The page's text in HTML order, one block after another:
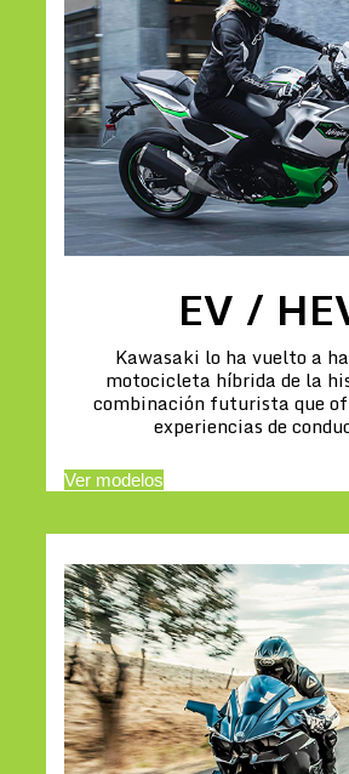
EV /
Kawasaki lo ha vuelto a
motocicleta híbrida de la
combinación futurista que
experiencias de
Ver modelos